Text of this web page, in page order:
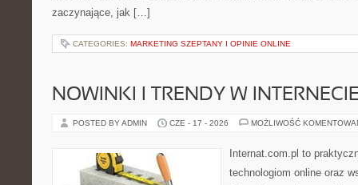
zaczynające, jak […]
CATEGORIES: MARKETING SZEPTANY I OPINIE ONLINE
NOWINKI I TRENDY W
POSTED BY ADMIN CZE - 17 - 2026 MOŻLIWOŚĆ
Internat.com.pl to
technologiom online oraz